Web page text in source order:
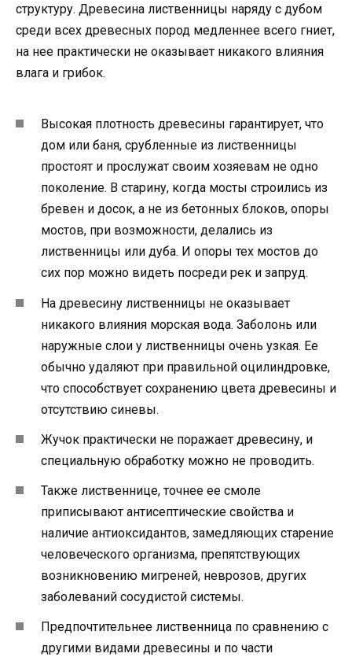
структуру. Древесина лиственницы наряду с дубом
среди всех древесных пород медленнее всего гниет,
на нее практически не оказывает никакого влияния
влага и грибок.
Высокая плотность древесины гарантирует, что
дом или баня, срубленные из лиственницы
простоят и прослужат своим хозяевам не одно
поколение. В старину, когда мосты строились из
бревен и досок, а не из бетонных блоков, опоры
мостов, при возможности, делались из
лиственницы или дуба. И опоры тех мостов до
сих пор можно видеть посреди рек и запруд.
На древесину лиственницы не оказывает
никакого влияния морская вода. Заболонь или
наружные слои у лиственницы очень узкая. Ее
обычно удаляют при правильной оцилиндровке,
что способствует сохранению цвета древесины и
отсутствию синевы.
Жучок практически не поражает древесину, и
специальную обработку можно не проводить.
Также лиственнице, точнее ее смоле
приписывают антисептические свойства и
наличие антиоксидантов, замедляющих старение
человеческого организма, препятствующих
возникновению мигреней, неврозов, других
заболеваний сосудистой системы.
Предпочтительнее лиственница по сравнению с
другими видами древесины и по части